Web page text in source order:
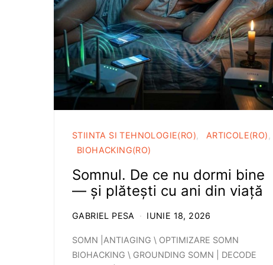
STIINTA SI TEHNOLOGIE(RO)
ARTICOLE(RO)
BIOHACKING(RO)
Somnul. De ce nu dormi bine
— şi plăteşti cu ani din viață
GABRIEL PESA IUNIE 18, 2026
SOMN |ANTIAGING \ OPTIMIZARE SOMN
BIOHACKING \ GROUNDING SOMN | DECODE